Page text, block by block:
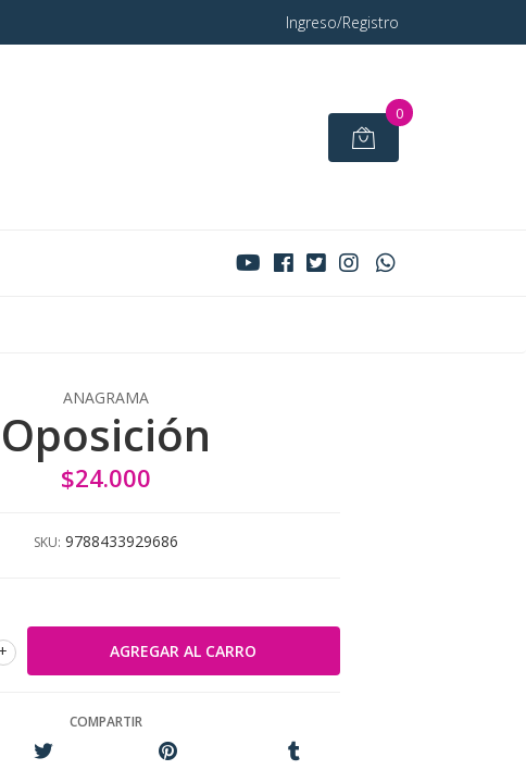
Ingreso/Registro
0
ANAGRAMA
Oposición
$24.000
SKU: 9788433929686
+
COMPARTIR